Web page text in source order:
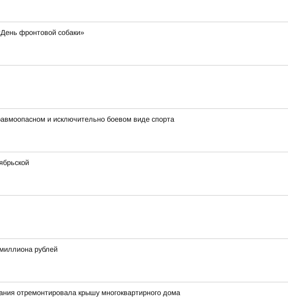
фронтовой собаки»
и исключительно боевом виде спорта
рублей
отремонтировала крышу многоквартирного дома